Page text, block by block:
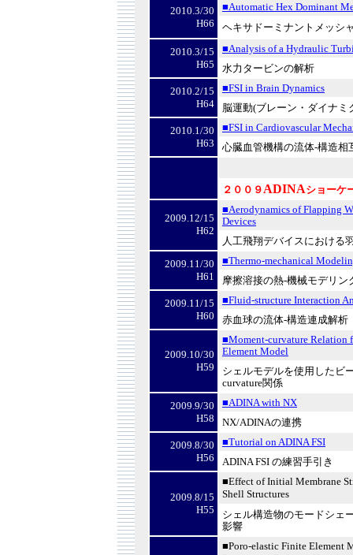
2010.3/30
H66
■Automatic Hex Dominant
ヘキサドーミナントメッシ
2010.3/15
H65
■Analysis of a Hydraulic
水力タービンの解析
2010.2/15
H64
■FSI in Brain Dynamics
脳運動(ブレーン・ダイナミ
2010.1/30
H63
■FSI in Cardiovascular
心臓血管機構の流体-構造相
２００９ ADINAショーケ
2009.12/15
H62
■Aerodynamics of Flapping
Devices
人工飛翔デバイスにおける
2009.11/30
H61
■Thermo-mechanical
摩擦溶接の熱-機械モデリン
2009.11/15
H60
■Fluid-structure Interaction
赤血球の流体-構造連成解析
2009.10/30
H59
■Moment-curvature Relation
Element Model
シェルモデルを使用したビ
curvature関係
2009.9/30
H58
■ADINA with NX
NX/ADINAの連携
2009.8/30
H56
■Tutorial on ADINA FSI
ADINA FSI の練習手引き
2009.8/15
H55
■Effect of Initial Membrane
Shell Structures
シェル構造物のモードシェ
影響
■Poro-elastic Finite Element